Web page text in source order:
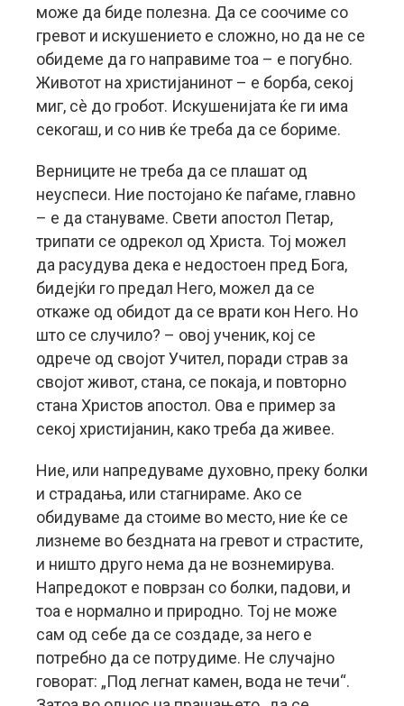
може да биде полезна. Да се соочиме со
гревот и искушението е сложно, но да не се
обидеме да го направиме тоа – е погубно.
Животот на христијанинот – е борба, секој
миг, сè до гробот. Искушенијата ќе ги има
секогаш, и со нив ќе треба да се бориме.
Верниците не треба да се плашат од
неуспеси. Ние постојано ќе паѓаме, главно
– е да стануваме. Свети апостол Петар,
трипати се одрекол од Христа. Тој можел
да расудува дека е недостоен пред Бога,
бидејќи го предал Него, можел да се
откаже од обидот да се врати кон Него. Но
што се случило? – овој ученик, кој се
одрече од својот Учител, поради страв за
својот живот, стана, се покаја, и повторно
стана Христов апостол. Ова е пример за
секој христијанин, како треба да живее.
Ние, или напредуваме духовно, преку болки
и страдања, или стагнираме. Ако се
обидуваме да стоиме во место, ние ќе се
лизнеме во бездната на гревот и страстите,
и ништо друго нема да не вознемирува.
Напредокот е поврзан со болки, падови, и
тоа е нормално и природно. Тој не може
сам од себе да се создаде, за него е
потребно да се потрудиме. Не случајно
говорат: „Под легнат камен, вода не течи“.